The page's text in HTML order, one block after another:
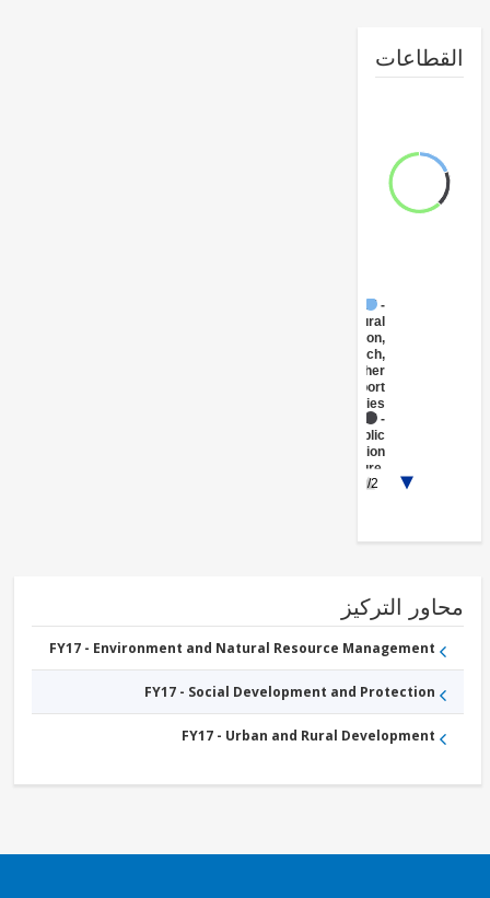
Agricultural
Extension,
Research,
and Other
Activities
Administration
- Agriculture,
Fishing &
التركيز
FY17 - Environment and Natural Resource Management
FY17 - Social Development and Protection
FY17 - Urban and Rural Development